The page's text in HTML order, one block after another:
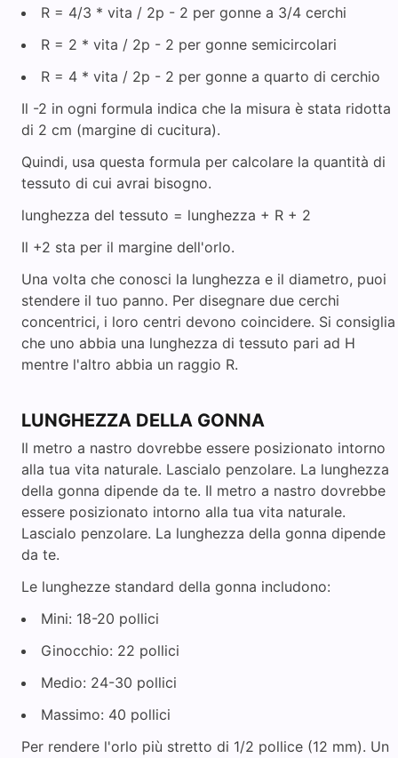
R = 4/3 * vita / 2p - 2 per gonne a 3/4 cerchi
R = 2 * vita / 2p - 2 per gonne semicircolari
R = 4 * vita / 2p - 2 per gonne a quarto di cerchio
Il -2 in ogni formula indica che la misura è stata ridotta
di 2 cm (margine di cucitura).
Quindi, usa questa formula per calcolare la quantità di
tessuto di cui avrai bisogno.
lunghezza del tessuto = lunghezza + R + 2
Il +2 sta per il margine dell'orlo.
Una volta che conosci la lunghezza e il diametro, puoi
stendere il tuo panno. Per disegnare due cerchi
concentrici, i loro centri devono coincidere. Si consiglia
che uno abbia una lunghezza di tessuto pari ad H
mentre l'altro abbia un raggio R.
LUNGHEZZA DELLA GONNA
Il metro a nastro dovrebbe essere posizionato intorno
alla tua vita naturale. Lascialo penzolare. La lunghezza
della gonna dipende da te. Il metro a nastro dovrebbe
essere posizionato intorno alla tua vita naturale.
Lascialo penzolare. La lunghezza della gonna dipende
da te.
Le lunghezze standard della gonna includono:
Mini: 18-20 pollici
Ginocchio: 22 pollici
Medio: 24-30 pollici
Massimo: 40 pollici
Per rendere l'orlo più stretto di 1/2 pollice (12 mm). Un